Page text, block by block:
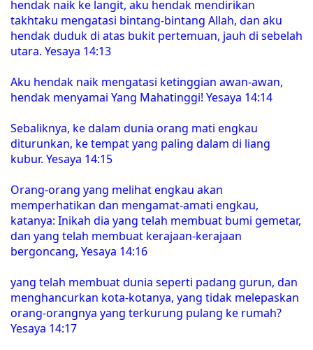
hendak naik ke langit, aku hendak mendirikan
takhtaku mengatasi bintang-bintang Allah, dan aku
hendak duduk di atas bukit pertemuan, jauh di sebelah
utara. Yesaya 14:13
Aku hendak naik mengatasi ketinggian awan-awan,
hendak menyamai Yang Mahatinggi! Yesaya 14:14
Sebaliknya, ke dalam dunia orang mati engkau
diturunkan, ke tempat yang paling dalam di liang
kubur. Yesaya 14:15
Orang-orang yang melihat engkau akan
memperhatikan dan mengamat-amati engkau,
katanya: Inikah dia yang telah membuat bumi gemetar,
dan yang telah membuat kerajaan-kerajaan
bergoncang, Yesaya 14:16
yang telah membuat dunia seperti padang gurun, dan
menghancurkan kota-kotanya, yang tidak melepaskan
orang-orangnya yang terkurung pulang ke rumah?
Yesaya 14:17